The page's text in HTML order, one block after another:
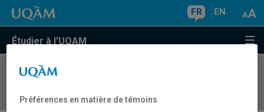
FR EN
Étudier à l'UQAM
COURS//
Préférences en matière de témoins